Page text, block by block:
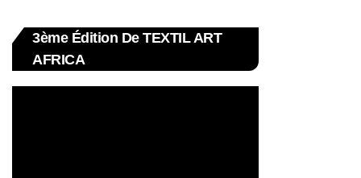
3ème Édition De TEXTIL ART
AFRICA